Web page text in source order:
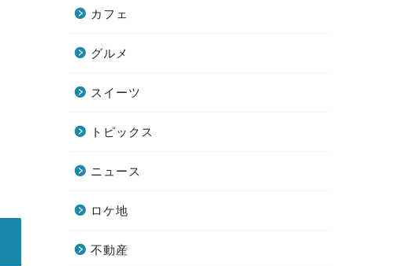
カフェ
グルメ
スイーツ
トピックス
ニュース
ロケ地
不動産